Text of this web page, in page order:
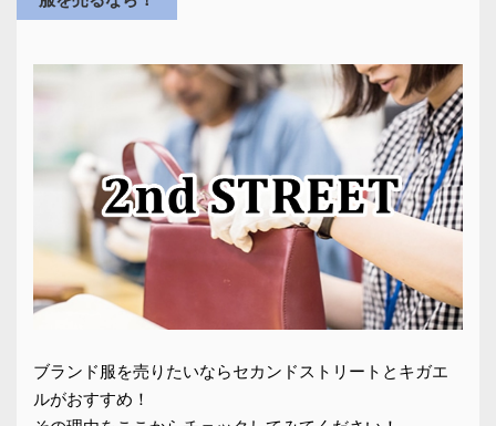
ブランド服を売りたいならセカンドストリートとキガエ
ルがおすすめ！